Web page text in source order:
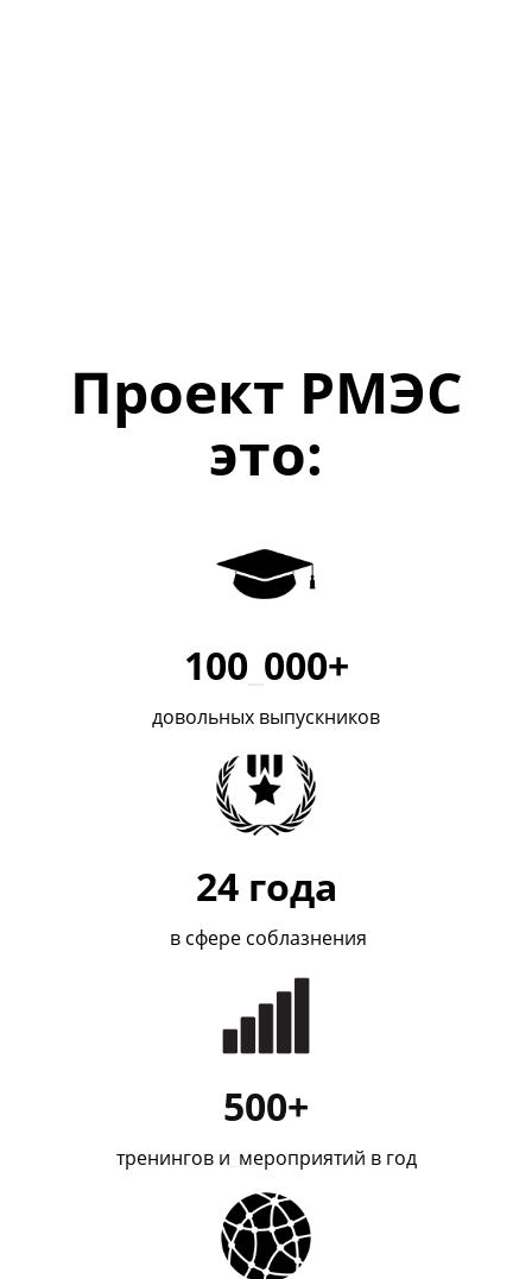
Проект РМЭС
это:
100_ 000+
довольных выпускников
24 года
в сфере соблазнения
500+
тренингов и мероприятий в год